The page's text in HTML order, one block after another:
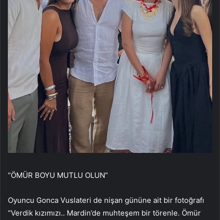
“ÖMÜR BOYU MUTLU OLUN”
Oyuncu Gonca Vuslateri de nişan gününe ait bir fotoğrafı
“Verdik kızımızı.. Mardin’de muhteşem bir törenle. Ömür